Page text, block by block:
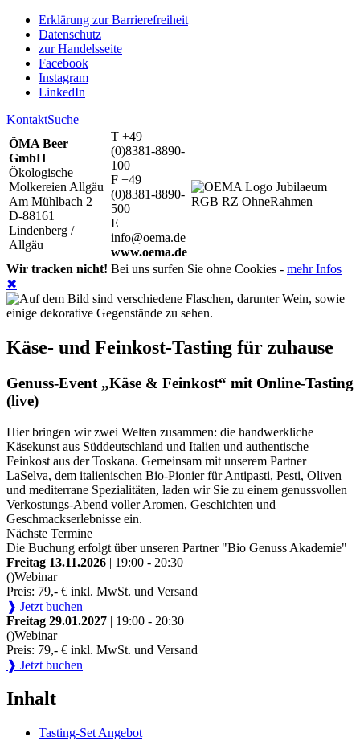
Erklärung zur Barrierefreiheit
Datenschutz
zur Handelsseite
Facebook
Instagram
LinkedIn
KontaktSuche
ÖMA Beer
GmbH
Ökologische
Molkereien Allgäu
Am Mühlbach 2
D-88161
Lindenberg /
Allgäu
T +49
(0)8381-8890-
100
F +49
(0)8381-8890-
500
E
info@oema.de
www.oema.de
Wir tracken nicht! Bei uns surfen Sie ohne Cookies - mehr Infos
✖
Käse- und Feinkost-Tasting für zuhause
Genuss-Event „Käse & Feinkost“ mit Online-Tasting
(live)
Hier bringen wir zwei Welten zusammen: die handwerkliche
Käsekunst aus Süddeutschland und Italien und authentische
Feinkost aus der Toskana. Gemeinsam mit unserem Partner
LaSelva, dem italienischen Bio-Pionier für Antipasti, Pesti, Oliven
und mediterrane Spezialitäten, laden wir Sie zu einem genussvollen
Verkostungs-Abend voller Aromen, Geschichten und
Geschmackserlebnisse ein.
Nächste Termine
Die Buchung erfolgt über unseren Partner "Bio Genuss Akademie"
Freitag 13.11.2026 | 19:00 - 20:30
()Webinar
Preis: 79,- € inkl. MwSt. und Versand
❱ Jetzt buchen
Freitag 29.01.2027 | 19:00 - 20:30
()Webinar
Preis: 79,- € inkl. MwSt. und Versand
❱ Jetzt buchen
Inhalt
Tasting-Set Angebot